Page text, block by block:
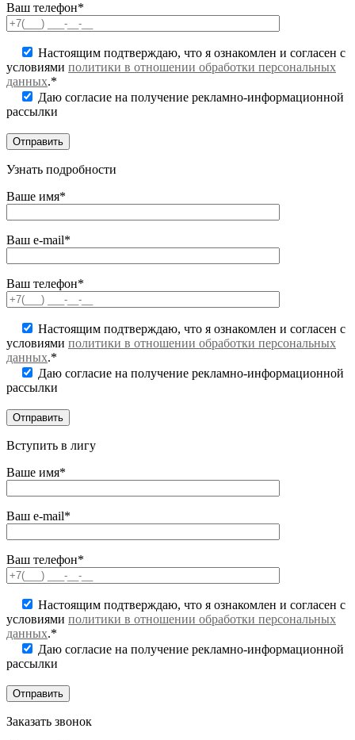
Ваш телефон*
Настоящим подтверждаю, что я ознакомлен и согласен с
условиями политики в отношении обработки персональных
данных.*
Даю согласие на получение рекламно-информационной
рассылки
Узнать подробности
Ваше имя*
Ваш e-mail*
Ваш телефон*
Настоящим подтверждаю, что я ознакомлен и согласен с
условиями политики в отношении обработки персональных
данных.*
Даю согласие на получение рекламно-информационной
рассылки
Вступить в лигу
Ваше имя*
Ваш e-mail*
Ваш телефон*
Настоящим подтверждаю, что я ознакомлен и согласен с
условиями политики в отношении обработки персональных
данных.*
Даю согласие на получение рекламно-информационной
рассылки
Заказать звонок